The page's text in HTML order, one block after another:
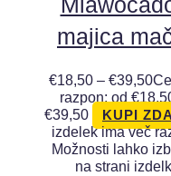
majica
€18,50 – €39,50
razpon: od
€39,50
KUPI
izdelek ima več
Možnosti lahko
na strani